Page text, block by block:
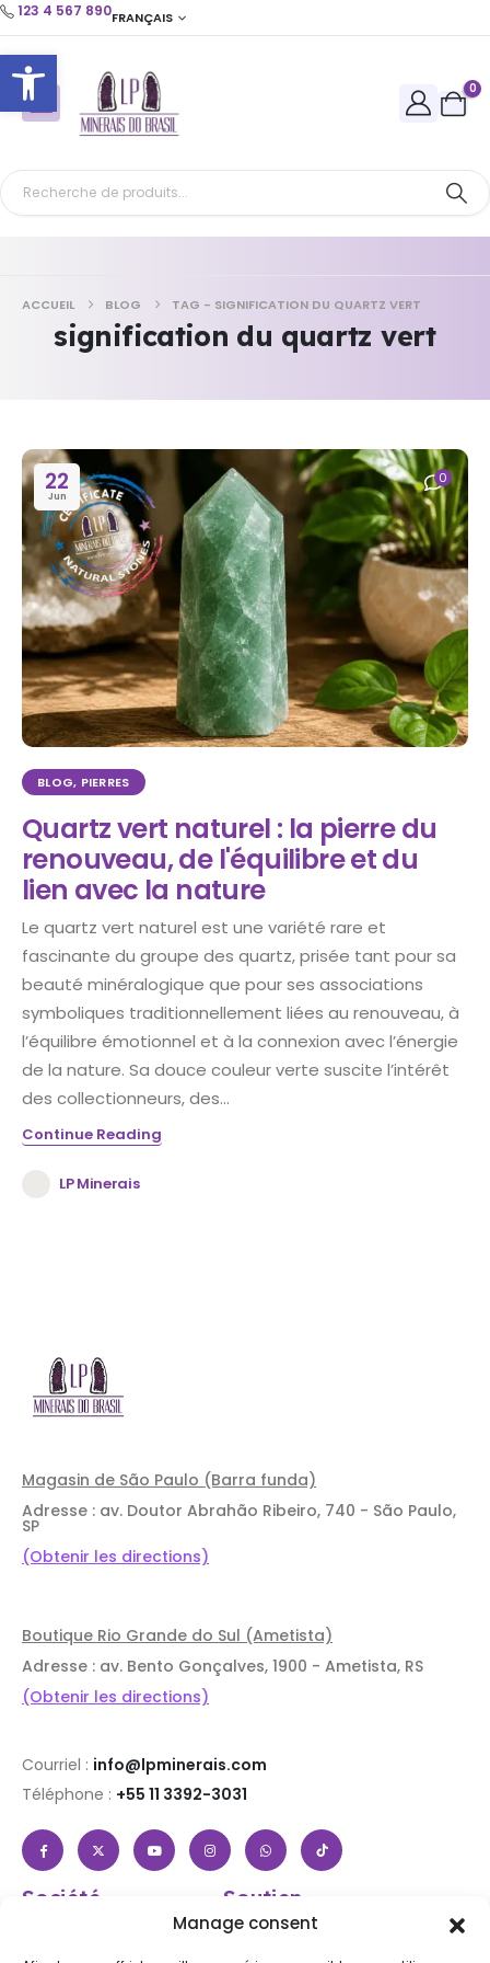
Ouvrir la barre d’outils
Manage consent
123 4 567 890FRANÇAIS
0
ACCUEIL BLOG TAG - SIGNIFICATION DU QUARTZ VERT
signification du quartz vert
22
Jun
0
BLOG, PIERRES
Quartz vert naturel : la pierre du
renouveau, de l'équilibre et du
lien avec la nature
Le quartz vert naturel est une variété rare et
fascinante du groupe des quartz, prisée tant pour sa
beauté minéralogique que pour ses associations
symboliques traditionnellement liées au renouveau, à
l’équilibre émotionnel et à la connexion avec l’énergie
de la nature. Sa douce couleur verte suscite l’intérêt
des collectionneurs, des...
Continue Reading
LP Minerais
Magasin de São Paulo (Barra funda)
Adresse : av. Doutor Abrahão Ribeiro, 740 - São Paulo,
SP
(Obtenir les directions)
Boutique Rio Grande do Sul (Ametista)
Adresse : av. Bento Gonçalves, 1900 - Ametista, RS
(Obtenir les directions)
Courriel : info@lpminerais.com
Téléphone : +55 11 3392-3031
Société Soutien
Aide et FAQ